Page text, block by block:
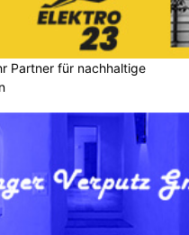
Partner für nachhaltige